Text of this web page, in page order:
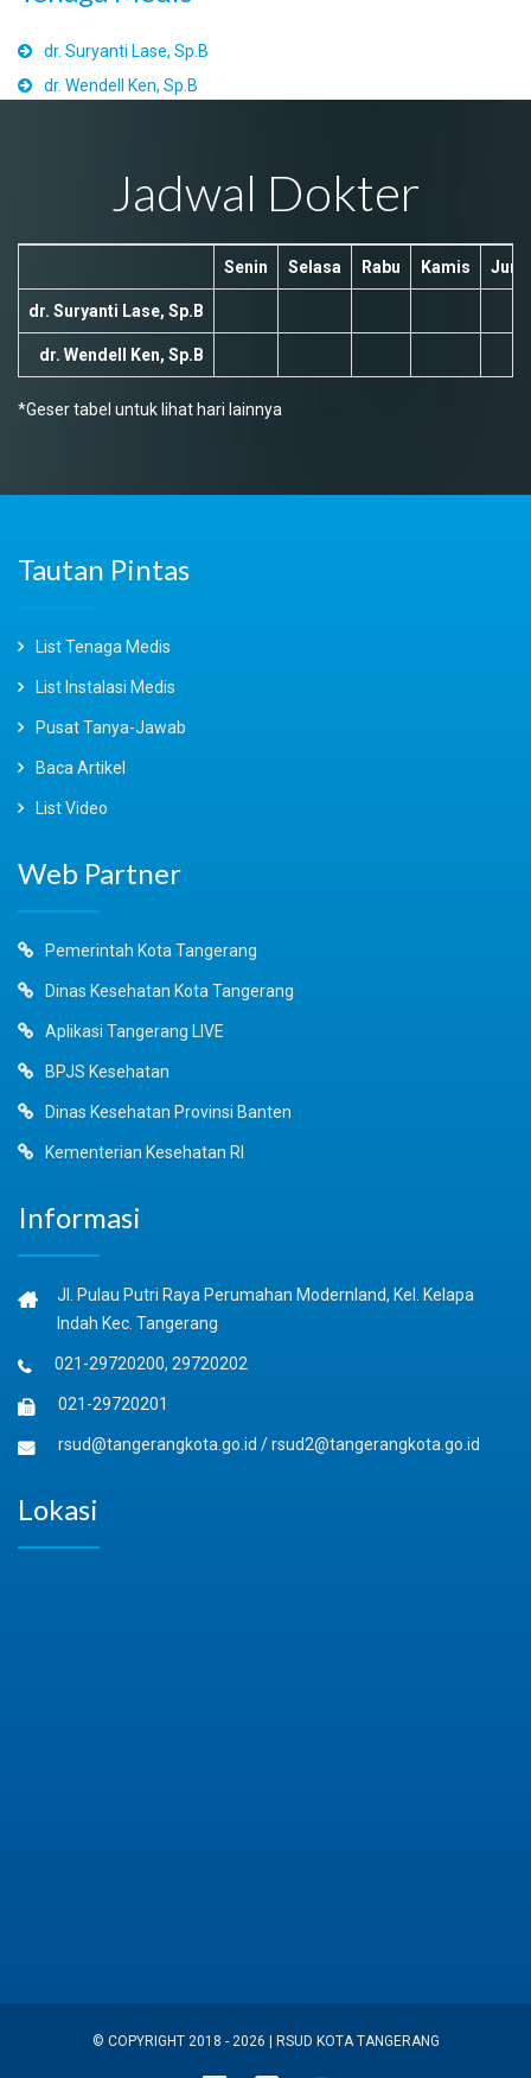
dr. Suryanti Lase, Sp.B
dr. Wendell Ken, Sp.B
Jadwal Dokter
Senin Selasa Rabu Kamis
dr. Suryanti Lase, Sp.B
dr. Wendell Ken, Sp.B
*Geser tabel untuk lihat hari lainnya
Tautan Pintas
List Tenaga Medis
List Instalasi Medis
Pusat Tanya-Jawab
Baca Artikel
List Video
Web Partner
Pemerintah Kota Tangerang
Dinas Kesehatan Kota Tangerang
Aplikasi Tangerang LIVE
BPJS Kesehatan
Dinas Kesehatan Provinsi Banten
Kementerian Kesehatan RI
Informasi
Jl. Pulau Putri Raya Perumahan Modernland, Kel. Kelapa
Indah Kec. Tangerang
021-29720200, 29720202
021-29720201
rsud@tangerangkota.go.id /rsud2@tangerangkota.go.id
Lokasi
© COPYRIGHT 2018 - 2026 | RSUD KOTA TANGERANG